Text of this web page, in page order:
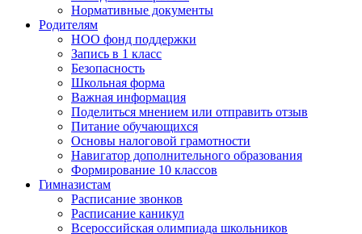
Нормативные документы
Родителям
НОО фонд поддержки
Запись в 1 класс
Безопасность
Школьная форма
Важная информация
Поделиться мнением или отправить отзыв
Питание обучающихся
Основы налоговой грамотности
Навигатор дополнительного образования
Формирование 10 классов
Гимназистам
Расписание звонков
Расписание каникул
Всероссийская олимпиада школьников